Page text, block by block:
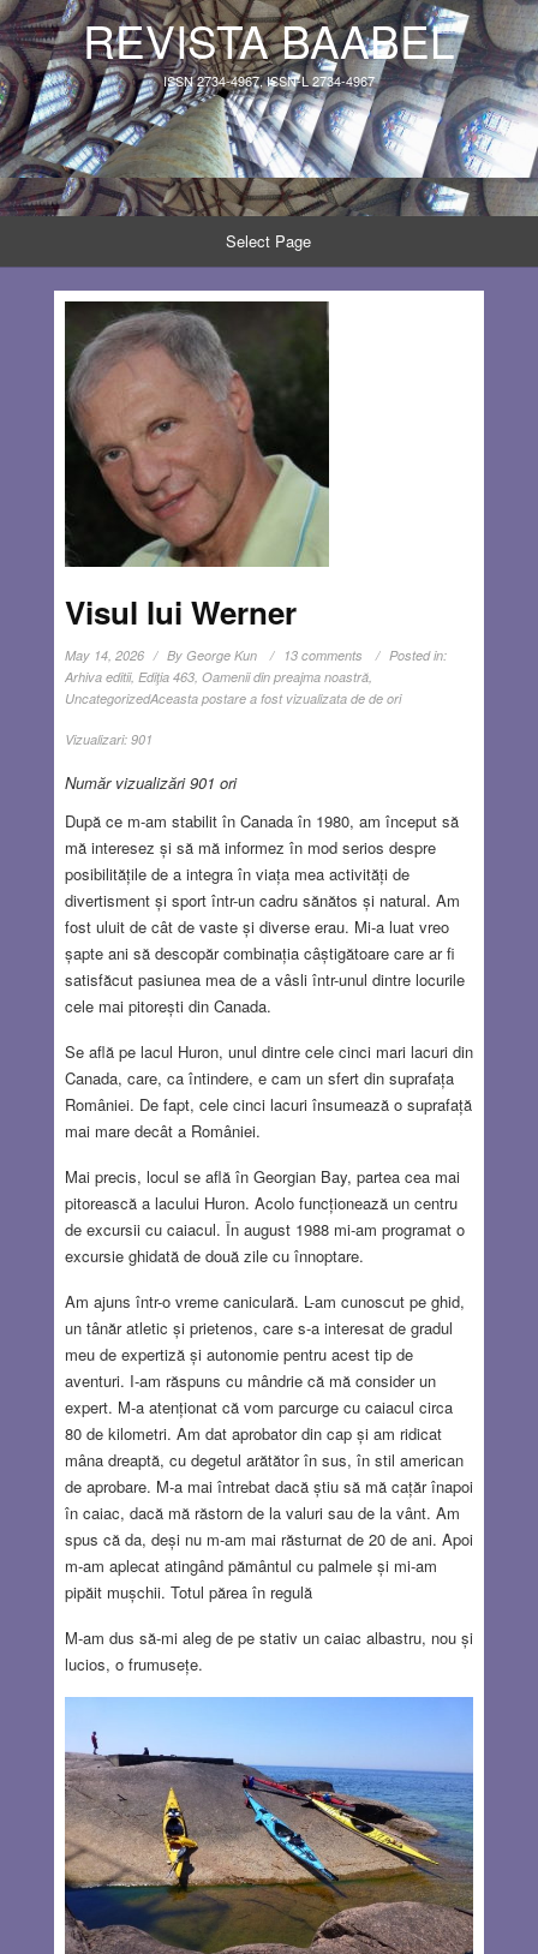
REVISTA BAABEL
ISSN 2734-4967, ISSN-L 2734-4967
Select Page
Visul lui Werner
May 14, 2026 By George Kun 13 comments
Posted in:
Arhiva editii, Ediţia 463, Oamenii din preajma noastră,
UncategorizedAceasta postare a fost vizualizata de de ori
Vizualizari: 901
Număr vizualizări 901 ori
După ce m-am stabilit în Canada în 1980, am început să
mă interesez și să mă informez în mod serios despre
posibilitățile de a integra în viața mea activități de
divertisment și sport într-un cadru sănătos și natural. Am
fost uluit de cât de vaste și diverse erau. Mi-a luat vreo
șapte ani să descopăr combinația câștigătoare care ar fi
satisfăcut pasiunea mea de a vâsli într-unul dintre locurile
cele mai pitorești din Canada.
Se află pe lacul Huron, unul dintre cele cinci mari lacuri din
Canada, care, ca întindere, e cam un sfert din suprafața
României. De fapt, cele cinci lacuri însumează o suprafață
mai mare decât a României.
Mai precis, locul se află în Georgian Bay, partea cea mai
pitorească a lacului Huron. Acolo funcționează un centru
de excursii cu caiacul. În august 1988 mi-am programat o
excursie ghidată de două zile cu înnoptare.
Am ajuns într-o vreme caniculară. L-am cunoscut pe ghid,
un tânăr atletic și prietenos, care s-a interesat de gradul
meu de expertiză și autonomie pentru acest tip de
aventuri. I-am răspuns cu mândrie că mă consider un
expert. M-a atenționat că vom parcurge cu caiacul circa
80 de kilometri. Am dat aprobator din cap și am ridicat
mâna dreaptă, cu degetul arătător în sus, în stil american
de aprobare. M-a mai întrebat dacă știu să mă cațăr înapoi
în caiac, dacă mă răstorn de la valuri sau de la vânt. Am
spus că da, deși nu m-am mai răsturnat de 20 de ani. Apoi
m-am aplecat atingând pământul cu palmele și mi-am
pipăit mușchii. Totul părea în regulă
M-am dus să-mi aleg de pe stativ un caiac albastru, nou și
lucios, o frumusețe.